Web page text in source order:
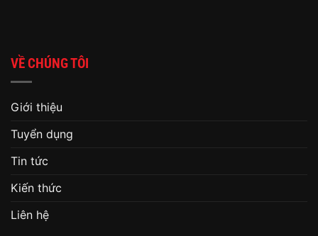
VỀ CHÚNG TÔI
Giới thiệu
Tuyển dụng
Tin tức
Kiến thức
Liên hệ